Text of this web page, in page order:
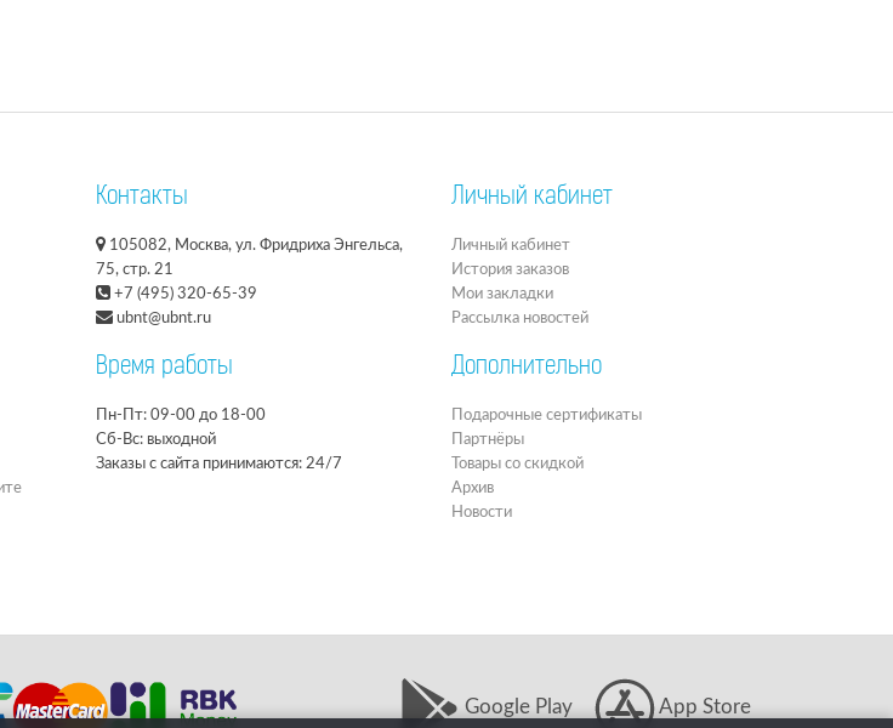
Контакты
105082, Москва, ул. Фридриха Энгельса,
75, стр. 21
+7 (495) 320-65-39
ubnt@ubnt.ru
Время работы
Пн-Пт: 09-00 до 18-00
Сб-Вс: выходной
Заказы с сайта принимаются: 24/7
Личный кабинет
Личный кабинет
История заказов
Мои закладки
Рассылка новостей
Дополнительно
Подарочные сертификаты
Партнёры
Товары со скидкой
Архив
Новости
Google Play App Store